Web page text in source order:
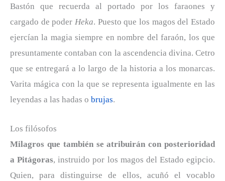
Bastón que recuerda al portado por los faraones y
cargado de poder Heka. Puesto que los magos del Estado
ejercían la magia siempre en nombre del faraón, los que
presuntamente contaban con la ascendencia divina. Cetro
que se entregará a lo largo de la historia a los monarcas.
Varita mágica con la que se representa igualmente en las
leyendas a las hadas o brujas.
Los filósofos
Milagros que también se atribuirán con posterioridad
a Pitágoras, instruido por los magos del Estado egipcio.
Quien, para distinguirse de ellos, acuñó el vocablo